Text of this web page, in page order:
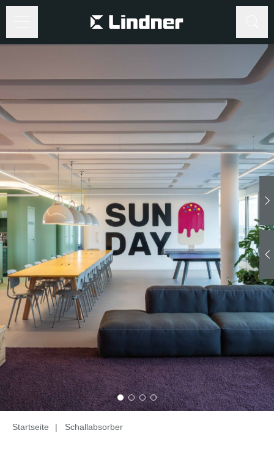
©
Startseite | Schallabsorber